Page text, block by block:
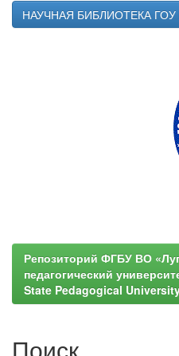
НАУЧНАЯ БИБЛИОТЕКА ГОУ
Репозиторий ФГБУ ВО
педагогический
State Pedagogical